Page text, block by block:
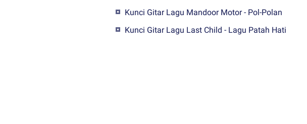
Kunci Gitar Lagu Mandoor Motor - Pol-Polan
Kunci Gitar Lagu Last Child - Lagu Patah Hati